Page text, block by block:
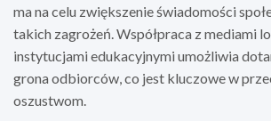
ma na celu zwiększenie świadomości
takich zagrożeń. Współpraca z mediami
instytucjami edukacyjnymi umożliwia
grona odbiorców, co jest kluczowe w
oszustwom.